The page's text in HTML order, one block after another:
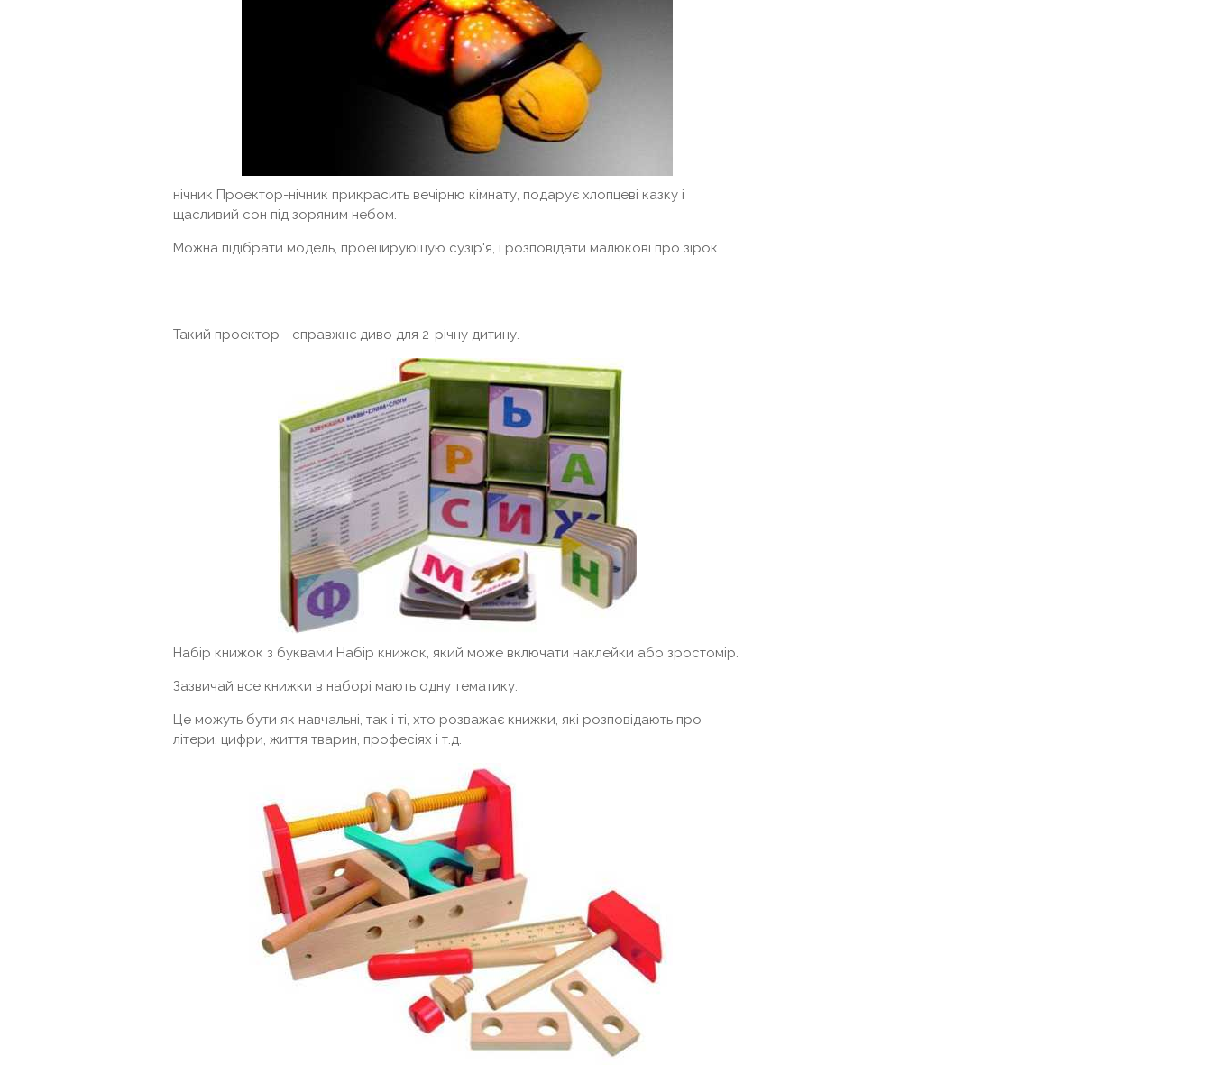
нічник Проектор-нічник прикрасить вечірню кімнату, подарує хлопцеві казку і
щасливий сон під зоряним небом.
Можна підібрати модель, проецирующую сузір'я, і ​​розповідати малюкові про зірок.
Такий проектор - справжнє диво для 2-річну дитину.
Набір книжок з буквами Набір книжок, який може включати наклейки або зростомір.
Зазвичай все книжки в наборі мають одну тематику.
Це можуть бути як навчальні, так і ті, хто розважає книжки, які розповідають про
літери, цифри, життя тварин, професіях і т.д.